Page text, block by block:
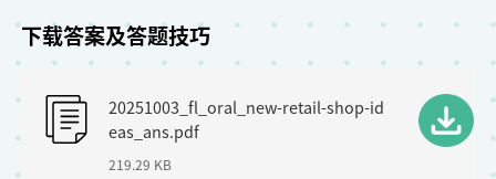
下载答案及答题技巧
20251003_fl_oral_new-retail-shop-id
eas_ans.pdf
219.29 KB